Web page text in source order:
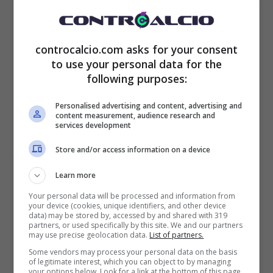
e di farsi spazio nella nazionale maggiore
tedesca.
Il profilo dell’ex Schalke 04 piace molto ai
campioni di Germania in carica che
vorrebbero fare un tentativo già in vista della
sessione di trattative invernale. Il valore del
cartellino del calciatore rossonero è di circa
30 milioni di euro, una somma che non
sembra spaventare i bavaresi, pronti a fare la
controcalcio.com asks for your consent
to use your personal data for the
following purposes:
Personalised advertising and content, advertising and
content measurement, audience research and
services development
Store and/or access information on a device
Learn more
Your personal data will be processed and information from
your device (cookies, unique identifiers, and other device
data) may be stored by, accessed by and shared with 319
partners, or used specifically by this site. We and our partners
may use precise geolocation data. List of partners.
Some vendors may process your personal data on the basis
of legitimate interest, which you can object to by managing